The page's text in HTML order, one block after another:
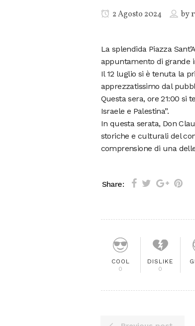
2 Agosto 2024 by
La splendida Piazza
appuntamento di grande
Il 12 luglio si è tenuta la
apprezzatissimo dal
Questa sera, ore 21:00 si
Israele e Palestina”.
In questa serata, Don
storiche e culturali del
comprensione di una
Share:
COOL
0
DISLIKE
0